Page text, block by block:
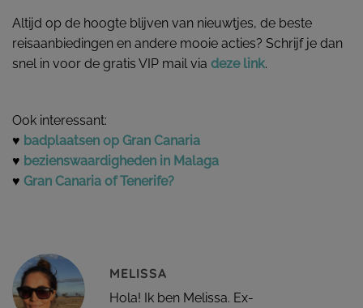
Altijd op de hoogte blijven van nieuwtjes, de beste
reisaanbiedingen en andere mooie acties? Schrijf je dan
snel in voor de gratis VIP mail via deze link.
Ook interessant:
♥ badplaatsen op Gran Canaria
♥ bezienswaardigheden in Malaga
♥ Gran Canaria of Tenerife?
MELISSA
Hola! Ik ben Melissa. Ex-